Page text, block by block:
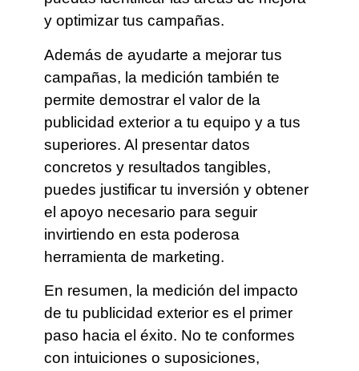
y optimizar tus campañas.
Además de ayudarte a mejorar tus
campañas, la medición también te
permite demostrar el valor de la
publicidad exterior a tu equipo y a tus
superiores. Al presentar datos
concretos y resultados tangibles,
puedes justificar tu inversión y obtener
el apoyo necesario para seguir
invirtiendo en esta poderosa
herramienta de marketing.
En resumen, la medición del impacto
de tu publicidad exterior es el primer
paso hacia el éxito. No te conformes
con intuiciones o suposiciones,